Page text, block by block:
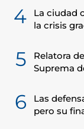
4
La ciudad
la crisis
5
Relatora
Suprema
6
Las
pero su